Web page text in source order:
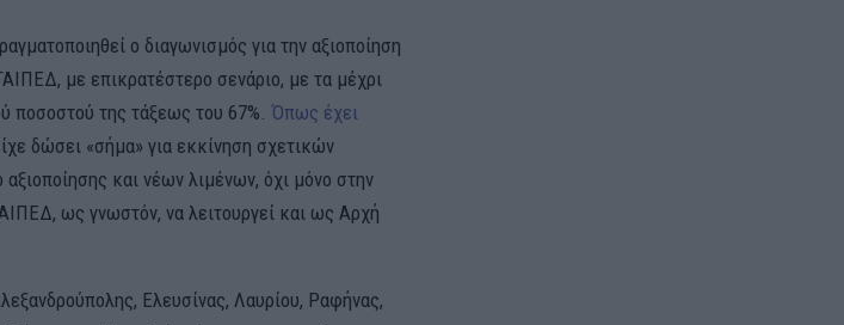
ο διαγωνισμός για την αξιοποίηση
με επικρατέστερο σενάριο, με τα μέχρι
της τάξεως του 67%. Όπως έχει
δώσει «σήμα» για εκκίνηση σχετικών
και νέων λιμένων, όχι μόνο στην
ως γνωστόν, να λειτουργεί και ως Αρχή
Ελευσίνας, Λαυρίου, Ραφήνας,